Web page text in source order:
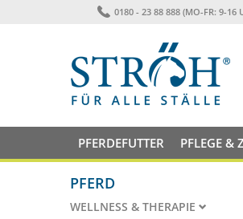
0180 - 23 88 888 (MO-FR: 9-16
PFERDEFUTTER PFLEGE &
PFERD
WELLNESS & THERAPIE